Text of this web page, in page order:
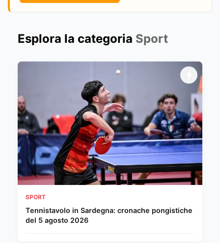
Esplora la categoria Sport
SPORT
Tennistavolo in Sardegna: cronache pongistiche
del 5 agosto 2026